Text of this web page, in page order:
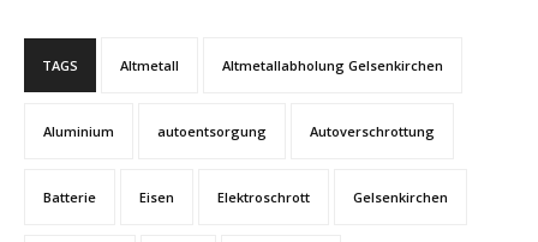
TAGS Altmetall Altmetallabholung Gelsenkirchen
Aluminium autoentsorgung Autoverschrottung
Batterie Eisen Elektroschrott Gelsenkirchen